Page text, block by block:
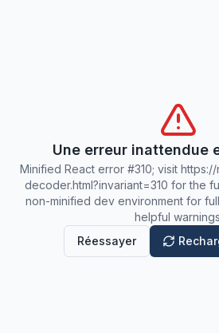
Une erreur inattendue
Minified React error #310; visit
decoder.html?invariant=310 for the
non-minified dev environment for
helpful
Réessayer